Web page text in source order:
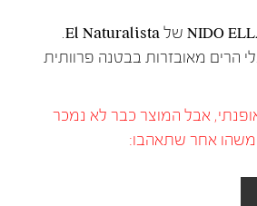
הרים מאובזרות בבטנה פרוותית
אבל המוצר כבר לא נמכר
אחר שתאהבו: